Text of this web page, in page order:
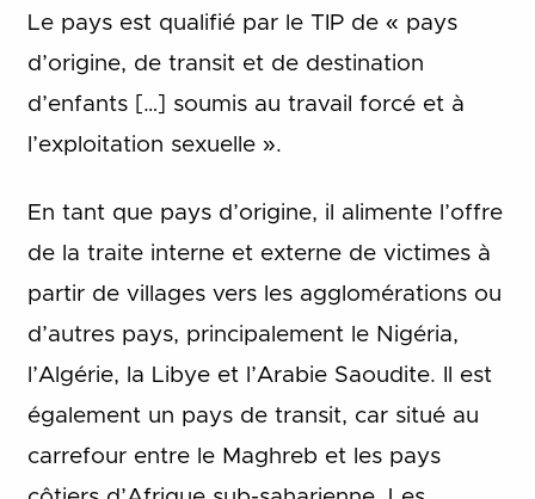
Le pays est qualifié par le TIP de « pays
d’origine, de transit et de destination
d’enfants […] soumis au travail forcé et à
l’exploitation sexuelle ».
En tant que pays d’origine, il alimente l’offre
de la traite interne et externe de victimes à
partir de villages vers les agglomérations ou
d’autres pays, principalement le Nigéria,
l’Algérie, la Libye et l’Arabie Saoudite. Il est
également un pays de transit, car situé au
carrefour entre le Maghreb et les pays